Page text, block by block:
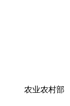
农业农村部